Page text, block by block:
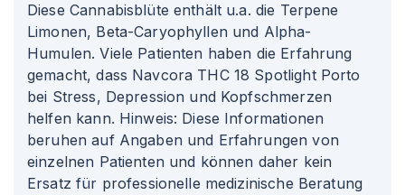
Diese Cannabisblüte enthält u.a. die Terpene
Limonen, Beta-Caryophyllen und Alpha-
Humulen. Viele Patienten haben die Erfahrung
gemacht, dass Navcora THC 18 Spotlight Porto
bei Stress, Depression und Kopfschmerzen
helfen kann. Hinweis: Diese Informationen
beruhen auf Angaben und Erfahrungen von
einzelnen Patienten und können daher kein
Ersatz für professionelle medizinische Beratung